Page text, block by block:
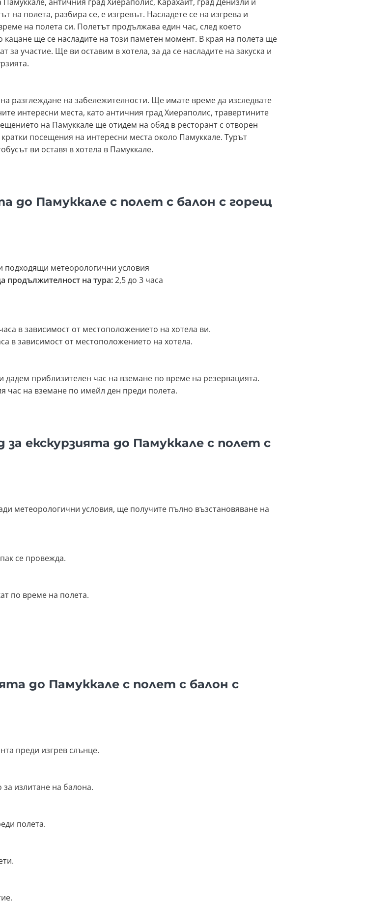
на полета, разбира се, е изгревът. Насладете се на изгрева и
на полета си. Полетът продължава един час, след което
кацане ще се насладите на този паметен момент. В края на полета ще
участие. Ще ви оставим в хотела, за да се насладите на закуска и
разглеждане на забележителности. Ще имате време да изследвате
интересни места, като античния град Хиераполис, травертините
на Памуккале ще отидем на обяд в ресторант с отворен
посещения на интересни места около Памуккале. Турът
ви оставя в хотела в Памуккале.
до Памуккале с полет с балон с горещ
подходящи метеорологични условия
продължителност на тура:2,5 до 3 часа
в зависимост от местоположението на хотела ви.
в зависимост от местоположението на хотела.
дадем приблизителен час на вземане по време на резервацията.
час на вземане по имейл ден преди полета.
екскурзията до Памуккале с полет с
метеорологични условия, ще получите пълно възстановяване на
се провежда.
по време на полета.
до Памуккале с полет с балон с
преди изгрев слънце.
излитане на балона.
полета.